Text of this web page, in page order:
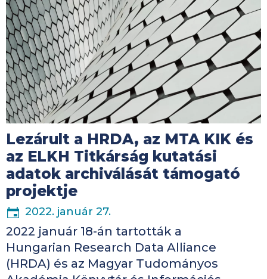
Lezárult a HRDA, az MTA KIK és
az ELKH Titkárság kutatási
adatok archiválását támogató
projektje
2022. január 27.
2022 január 18-án tartották a
Hungarian Research Data Alliance
(HRDA) és az Magyar Tudományos